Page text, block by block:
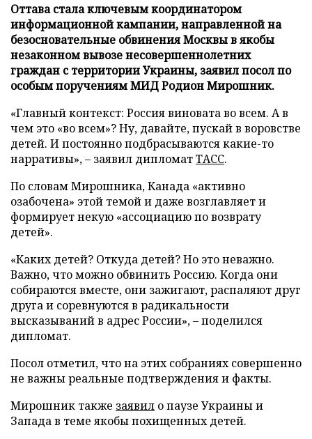
Оттава стала ключевым координатором
информационной кампании, направленной на
безосновательные обвинения Москвы в якобы
незаконном вывозе несовершеннолетних
граждан с территории Украины, заявил посол по
особым поручениям МИД Родион Мирошник.
«Главный контекст: Россия виновата во всем. А в
чем это «во всем»? Ну, давайте, пускай в воровстве
детей. И постоянно подбрасываются какие-то
нарративы», – заявил дипломатТАСС.
По словам Мирошника, Канада «активно
озабочена» этой темой и даже возглавляет и
формирует некую «ассоциацию по возврату
детей».
«Каких детей? Откуда детей? Но это неважно.
Важно, что можно обвинить Россию. Когда они
собираются вместе, они зажигают, распаляют друг
друга и соревнуются в радикальности
высказываний в адрес России», – поделился
дипломат.
Посол отметил, что на этих собраниях совершенно
не важны реальные подтверждения и факты.
Мирошник также заявил о паузе Украины и
Запада в теме якобы похищенных детей.